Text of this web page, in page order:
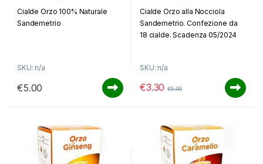
o
t
Cialde Orzo 100% Naturale
Sandemetrio
SKU: n/a
€5.00
o
t
o
f
Cialde Orzo alla Nocciola
Sandemetrio. Confezione da
18 cialde. Scadenza 05/2024
SKU: n/a
€3.30 €5.00